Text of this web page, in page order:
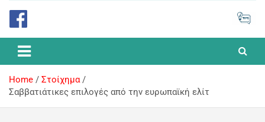
Ματσωμένος Γάτος – Όλα για
το Στοίχημα
Home
Στοίχημα
Σαββατιάτικες επιλογές από την ευρωπαϊκή ελίτ